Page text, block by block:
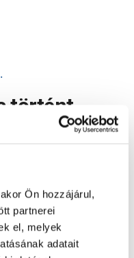
Ön hozzájárul,
partnerei
el, melyek
adatait
történt